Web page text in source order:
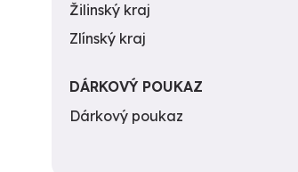
Žilinský kraj
Zlínský kraj
DÁRKOVÝ POUKAZ
Dárkový poukaz